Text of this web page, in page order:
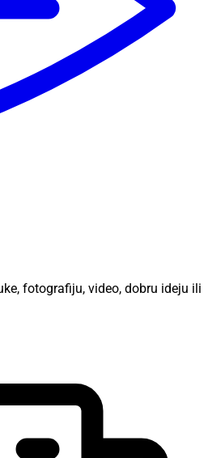
fotografiju, video, dobru ideju ili